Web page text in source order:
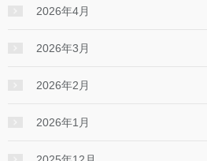
2026年4月
2026年3月
2026年2月
2026年1月